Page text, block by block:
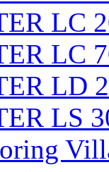
LC
LC
LD
LS